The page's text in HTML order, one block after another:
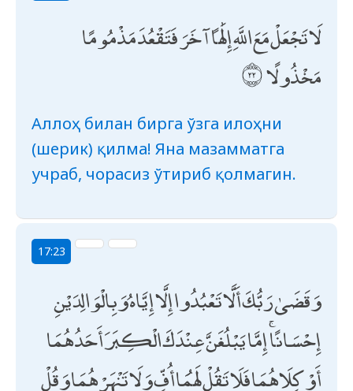
لَا تَجْعَلْ مَعَ اللَّهِ إِلَٰهًا آخَرَ فَتَقْعُدَ مَذْمُومًا
مَخْذُولًا
Аллоҳ билан бирга ўзга илоҳни
(шерик) қилма! Яна мазамматга
учраб, чорасиз ўтириб қолмагин.
17:23
وَقَضَىٰ رَبُّكَ أَلَّا تَعْبُدُوا إِلَّا إِيَّاهُ وَبِالْوَالِدَيْنِ
إِحْسَانًا ۚ إِمَّا يَبْلُغَنَّ عِنْدَكَ الْكِبَرَ أَحَدُهُمَا
أَوْ كِلَاهُمَا فَلَا تَقُلْ لَهُمَا أُفٍّ وَلَا تَنْهَرْهُمَا وَقُلْ